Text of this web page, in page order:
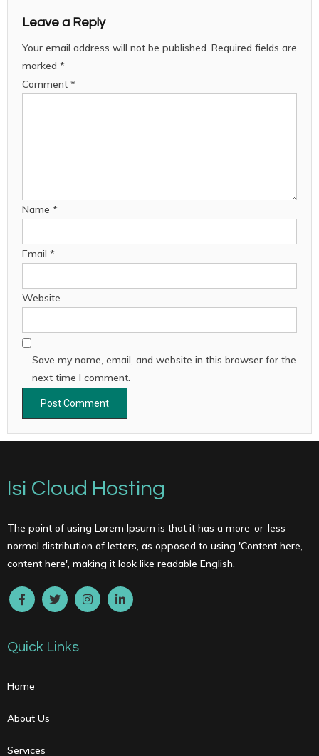
Leave a Reply
Your email address will not be published. Required fields are
marked *
Comment *
Name *
Email *
Website
Save my name, email, and website in this browser for the
next time I comment.
Isi Cloud Hosting
The point of using Lorem Ipsum is that it has a more-or-less
normal distribution of letters, as opposed to using 'Content here,
content here', making it look like readable English.
Quick Links
Home
About Us
Services